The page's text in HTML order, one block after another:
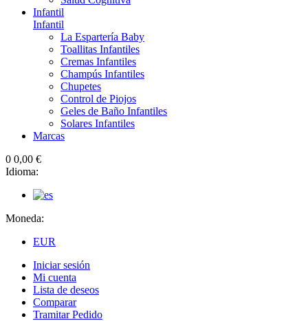
Infantil
Infantil
La Espartería Baby
Toallitas Infantiles
Cremas Infantiles
Champús Infantiles
Chupetes
Control de Piojos
Geles de Baño Infantiles
Solares Infantiles
Marcas
0 0,00 €
Idioma:
Moneda:
EUR
Iniciar sesión
Mi cuenta
Lista de deseos
Comparar
Tramitar Pedido